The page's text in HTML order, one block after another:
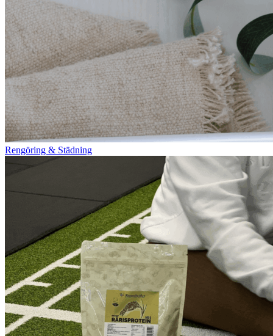
Rengöring & Städning